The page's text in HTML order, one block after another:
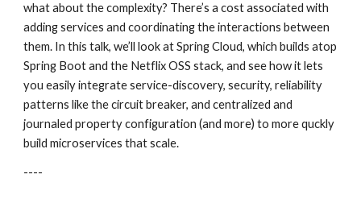
what about the complexity? There’s a cost associated with
adding services and coordinating the interactions between
them. In this talk, we’ll look at Spring Cloud, which builds atop
Spring Boot and the Netflix OSS stack, and see how it lets
you easily integrate service-discovery, security, reliability
patterns like the circuit breaker, and centralized and
journaled property configuration (and more) to more quckly
build microservices that scale.
----